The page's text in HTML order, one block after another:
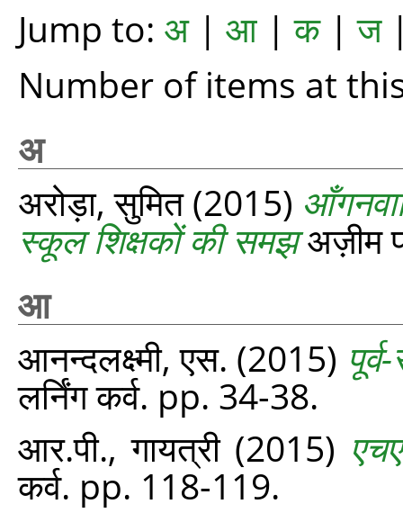
Jump to: अ| आ |क|ज
Number of items at
अ
अरोड़ा, सुमित(2015)
स्कूल शिक्षकों की समझअज़ीम
आ
आनन्दलक्ष्मी, एस. (2015)
लर्निंग कर्व. pp. 34-38.
आर.पी., गायत्री(2015)
कर्व. pp. 118-119.